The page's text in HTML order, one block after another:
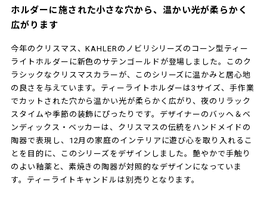
ホルダーに施された小さな穴から、温かい光が柔らかく
広がります
今年のクリスマス、KAHLERのノビリシリーズのコーン型ティー
ライトホルダーに新色のサテンゴールドが登場しました。このク
ラシックなクリスマスカラーが、このシリーズに温かみと居心地
の良さを与えています。ティーライトホルダーは3サイズ、手作業
でカットされた穴から温かい光が柔らかく広がり、夜のリラック
スタイムや季節の装飾にぴったりです。デザイナーのバッヘ＆ベ
ンディックス・ベッカーは、クリスマスの伝統をハンドメイドの
陶器で表現し、12月の家庭のインテリアに遊び心を取り入れるこ
とを目的に、このシリーズをデザインしました。艶やかで手触り
のよい釉薬と、素焼きの陶器が対照的なデザインになっていま
す。ティーライトキャンドルは別売りとなります。